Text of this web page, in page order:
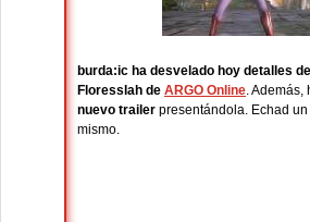
burda:ic ha desvelado hoy detalles
Floresslah de ARGO Online. Además,
nuevo trailer presentándola. Echad
mismo.